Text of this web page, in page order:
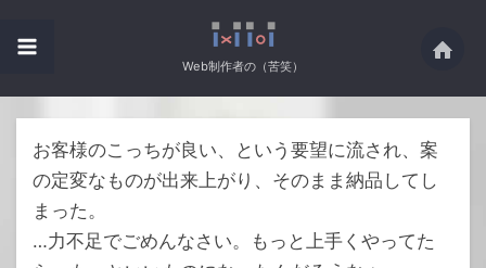
Web制作者の（苦笑）
お客様のこっちが良い、という要望に流され、案
の定変なものが出来上がり、そのまま納品してし
まった。
…力不足でごめんなさい。もっと上手くやってた